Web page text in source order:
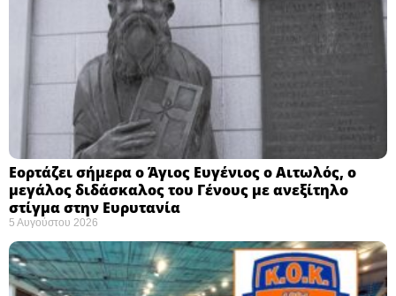
Εορτάζει σήμερα ο Άγιος Ευγένιος ο Αιτωλός, ο
μεγάλος διδάσκαλος του Γένους με ανεξίτηλο
στίγμα στην Ευρυτανία
5 Αυγούστου 2026